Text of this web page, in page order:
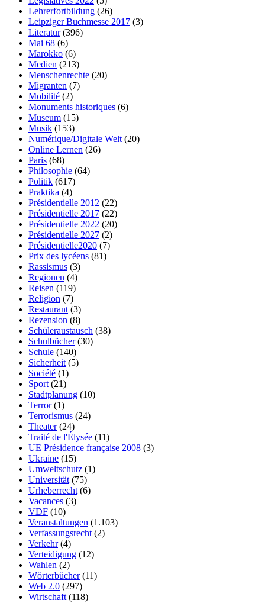
Lehrerfortbildung (26)
Leipziger Buchmesse 2017 (3)
Literatur(396)
Mai 68 (6)
Marokko (6)
Medien (213)
Menschenrechte (20)
Migranten (7)
Mobilité (2)
Monuments historiques (6)
Museum (15)
Musik (153)
Numérique/Digitale Welt (20)
Online Lernen (26)
Paris (68)
Philosophie (64)
Politik (617)
Praktika (4)
Présidentielle 2012 (22)
Présidentielle 2017 (22)
Présidentielle 2022 (20)
Présidentielle 2027 (2)
Présidentielle2020 (7)
Prix des lycéens (81)
Rassismus (3)
Regionen (4)
Reisen (119)
Religion (7)
Restaurant (3)
Rezension (8)
Schüleraustausch (38)
Schulbücher(30)
Schule (140)
Sicherheit (5)
Société (1)
Sport (21)
Stadtplanung (10)
Terror(1)
Terrorismus (24)
Theater(24)
Traité de l'Élysée (11)
UE Présidence française 2008 (3)
Ukraine (15)
Umweltschutz (1)
Universität (75)
Urheberrecht (6)
Vacances (3)
VDF (10)
Veranstaltungen (1.103)
Verfassungsrecht (2)
Verkehr(4)
Verteidigung (12)
Wahlen (2)
Wörterbücher(11)
Web 2.0 (297)
Wirtschaft (118)